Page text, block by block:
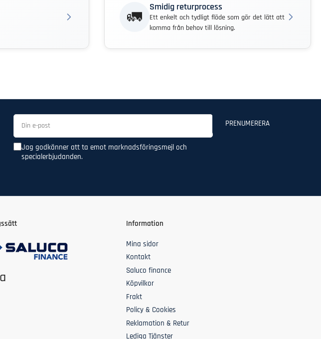
🚛
Smidig returprocess
Ett enkelt och tydligt flöde som gör det lätt att
komma från behov till lösning.
Din
post
PRENUMERERA
Jag godkänner att ta emot marknadsföringsmejl och
specialerbjudanden.
Information
Mina sidor
Kontakt
Saluco finance
Köpvilkor
Frakt
Policy & Cookies
Reklamation & Retur
Lediga Tjänster